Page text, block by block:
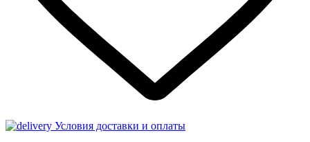
Условия доставки и оплаты